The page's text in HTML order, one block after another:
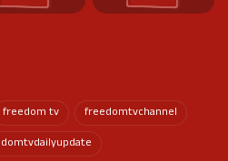
freedom tv
freedomtvchannel